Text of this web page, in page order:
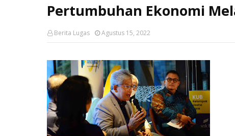
Pertumbuhan Ekonomi
Berita Lugas Agustus 15, 2022